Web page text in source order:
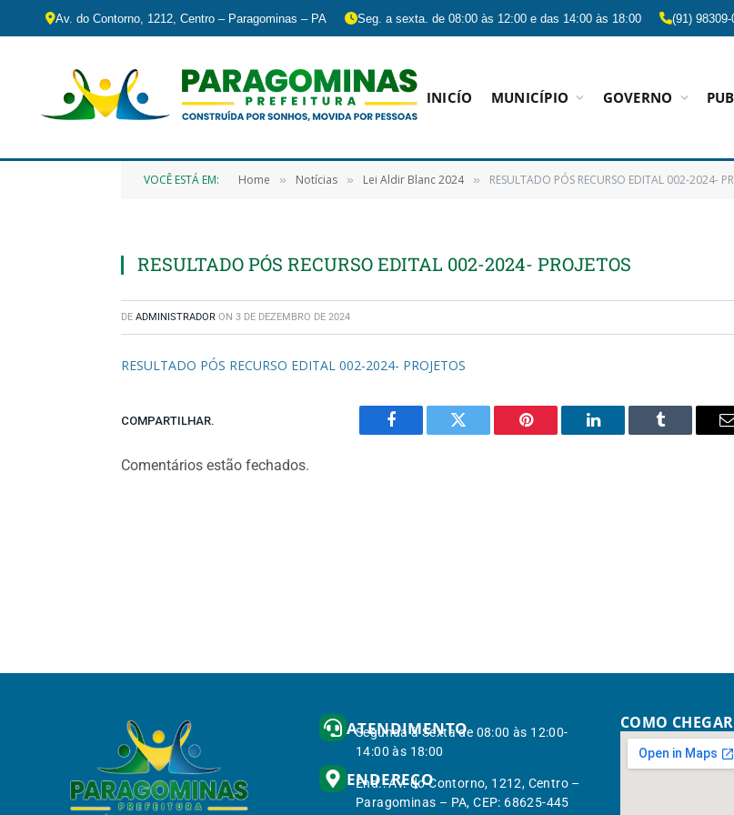
Av. do Contorno, 1212, Centro – Paragominas – PA Seg. a sexta. de 08:00 às 12:00 e das 14:00 às 18:00 (91) 98309-
INICÍO MUNICÍPIO GOVERNO
VOCÊ ESTÁ EM: Home » Notícias » Lei Aldir Blanc 2024 » RESULTADO PÓS RECURSO EDITAL 002-2024-
RESULTADO PÓS RECURSO EDITAL 002-2024- PROJETOS
DE ADMINISTRADOR ON 3 DE DEZEMBRO DE 2024
RESULTADO PÓS RECURSO EDITAL 002-2024- PROJETOS
COMPARTILHAR.
Facebook Twitter Pinterest LinkedIn Tumblr
Comentários estão fechados.
ATENDIMENTO
Segunda à Sexta de 08:00 às 12:00-
14:00 às 18:00
ENDEREÇO
End.: Av. do Contorno, 1212, Centro –
Paragominas – PA, CEP: 68625-445
COMO